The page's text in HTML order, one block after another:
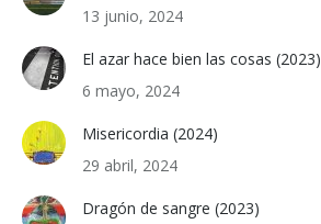
13 junio, 2024
El azar hace bien las cosas (2023)
6 mayo, 2024
Misericordia (2024)
29 abril, 2024
Dragón de sangre (2023)